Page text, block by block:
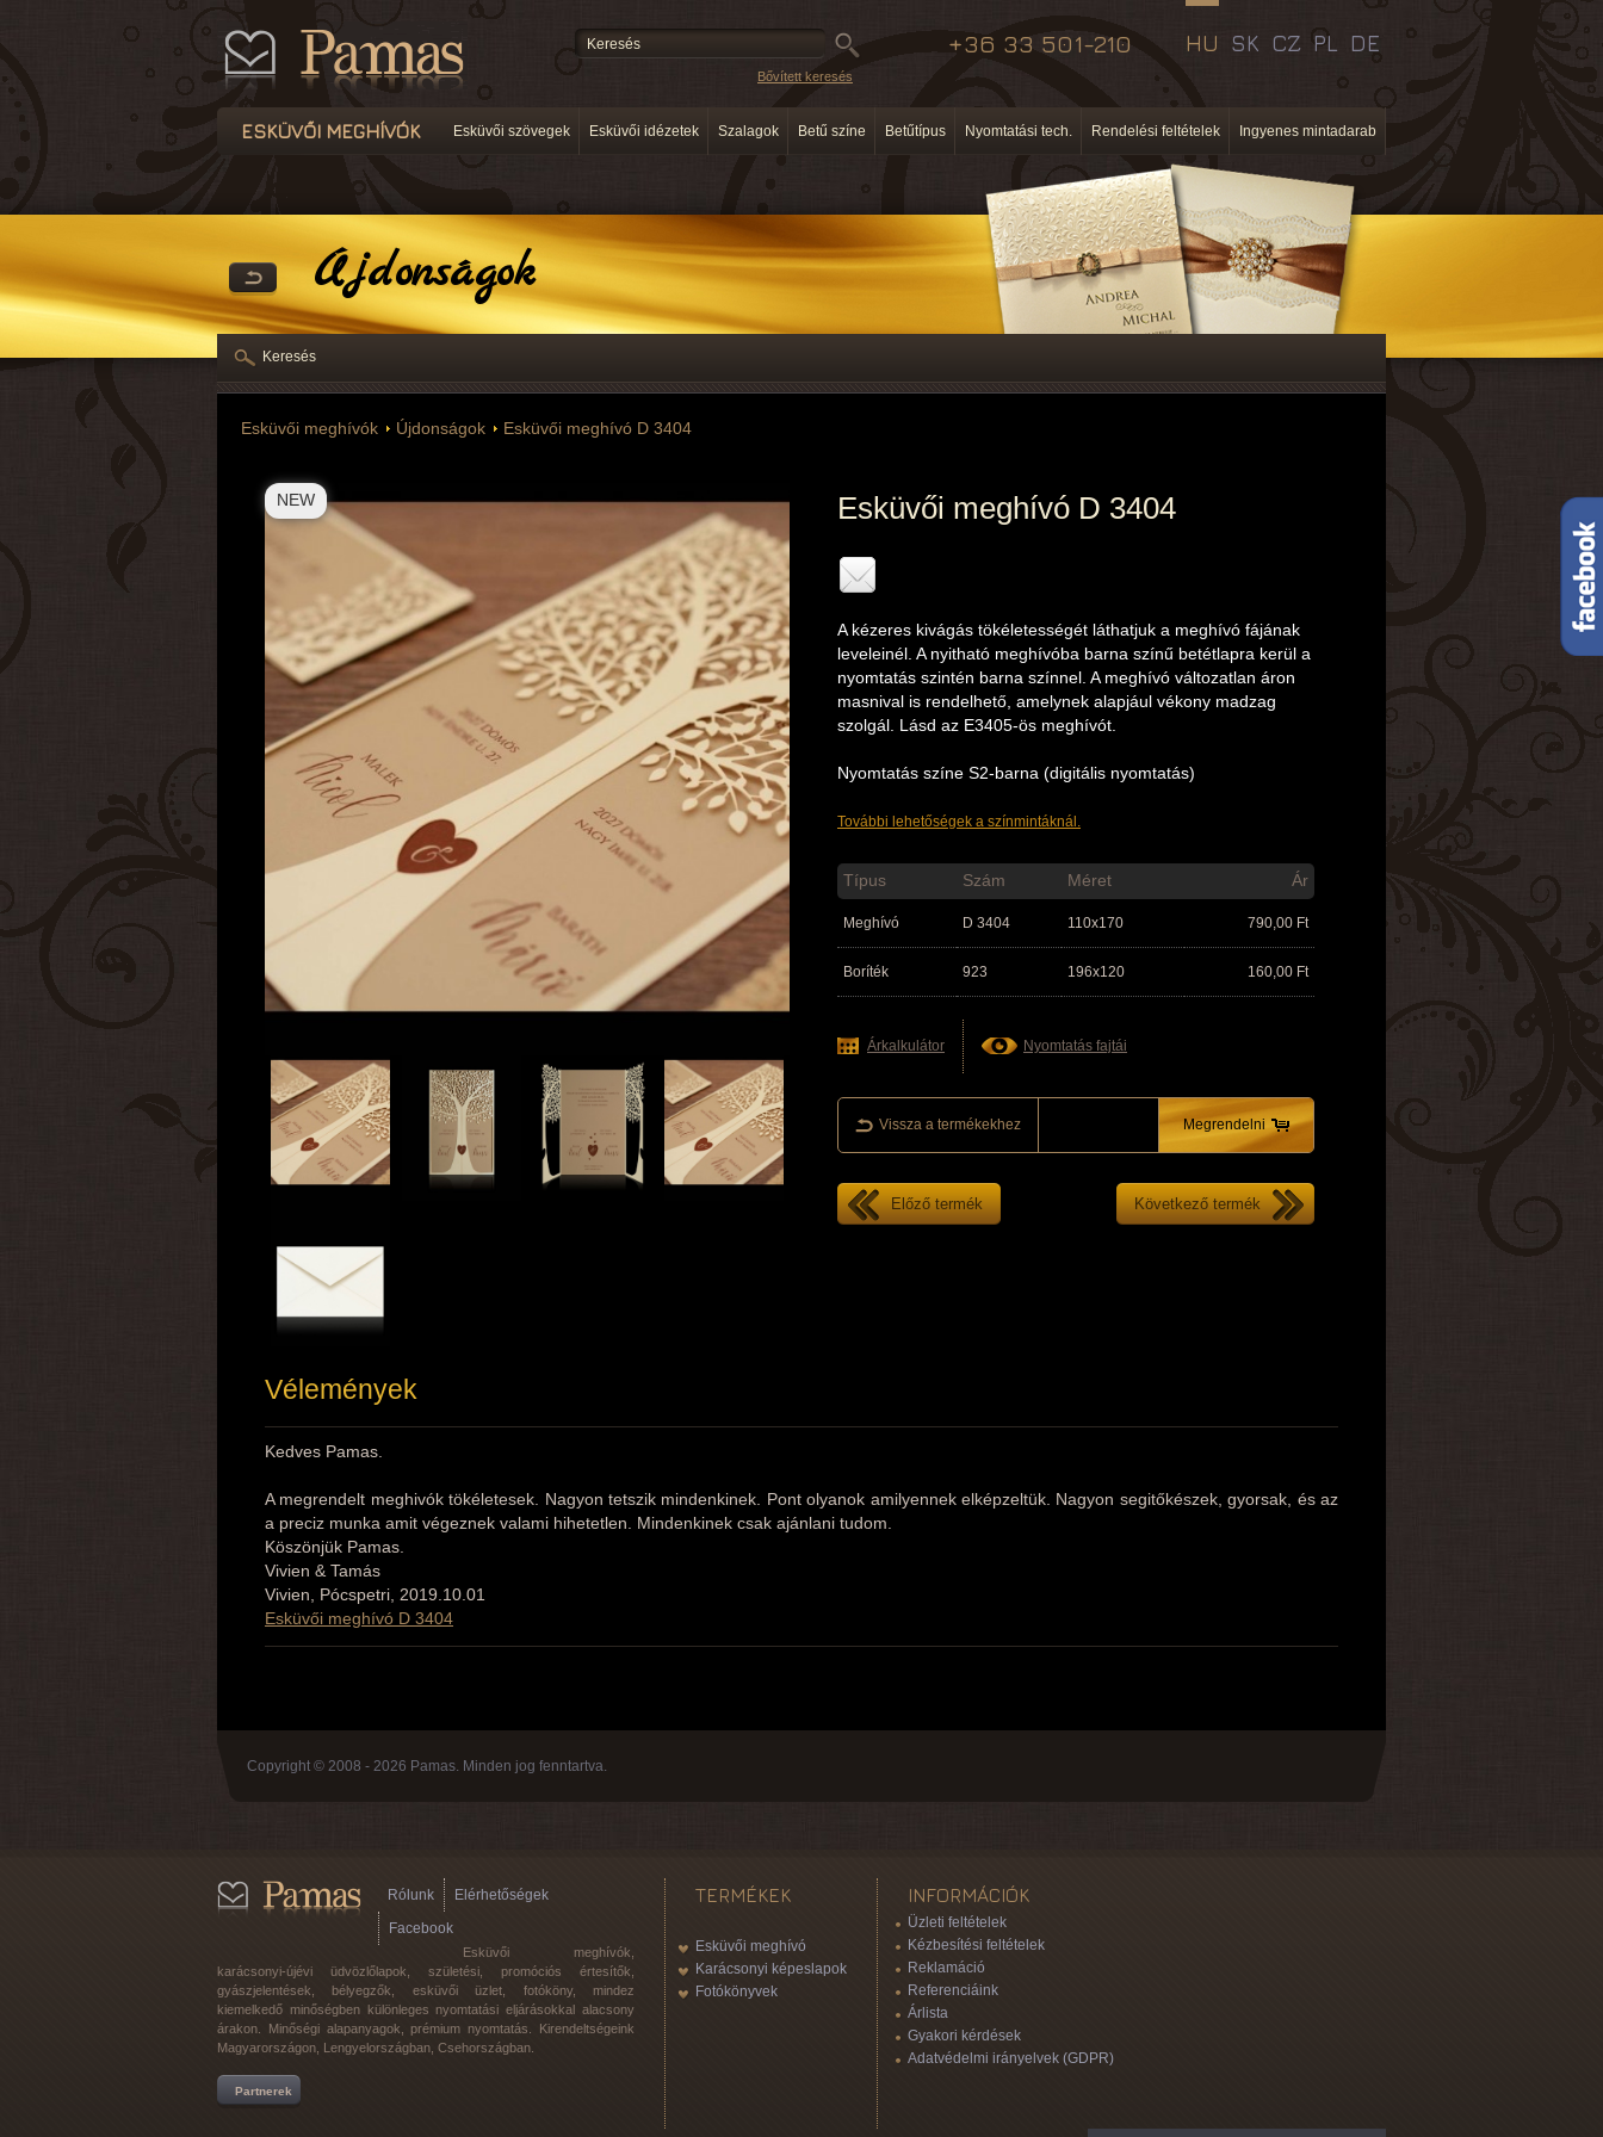
Újdonságok
+36 33 501-210 DE
PL
CZ
SK
HU
ESKÜVŐI MEGHÍVÓK Esküvői szövegek Esküvői idézetek Szalagok Betű színe Betűtípus Nyomtatási tech. Rendelési feltételek Ingyenes mintadarab
Bővített keresés
Esküvői meghívók Újdonságok Esküvői meghívó D 3404
Esküvői meghívó D 3404
NEW
A kézeres kivágás tökéletességét láthatjuk a meghívó fájának
leveleinél. A nyitható meghívóba barna színű betétlapra kerül a
nyomtatás szintén barna színnel. A meghívó változatlan áron
masnival is rendelhető, amelynek alapjául vékony madzag
szolgál. Lásd az E3405-ös meghívót.
Nyomtatás színe S2-barna (digitális nyomtatás)
További lehetőségek a színmintáknál.
Típus Szám Méret Ár
Meghívó D 3404 110x170 790,00 Ft
Boríték 923 196x120 160,00 Ft
Árkalkulátor Nyomtatás fajtái
Vissza a termékekhez Megrendelni
Előző termék Következő termék
Vélemények
Kedves Pamas.
A megrendelt meghivók tökéletesek. Nagyon tetszik mindenkinek. Pont olyanok amilyennek elképzeltük. Nagyon segitőkészek, gyorsak, és az
a preciz munka amit végeznek valami hihetetlen. Mindenkinek csak ajánlani tudom.
Köszönjük Pamas.
Vivien & Tamás
Vivien, Pócspetri, 2019.10.01
Esküvői meghívó D 3404
Keresés
Copyright © 2008 - 2026 Pamas. Minden jog fenntartva.
Rólunk
Elérhetőségek
Facebook
Esküvői meghívók,
karácsonyi-újévi üdvözlőlapok, születési, promóciós értesítők,
gyászjelentések, bélyegzők, esküvői üzlet, fotóköny, mindez
kiemelkedő minőségben különleges nyomtatási eljárásokkal alacsony
árakon. Minőségi alapanyagok, prémium nyomtatás. Kirendeltségeink
Magyarországon, Lengyelországban, Csehországban.
Partnerek
TERMÉKEK
Esküvői meghívó
Karácsonyi képeslapok
Fotókönyvek
INFORMÁCIÓK
Üzleti feltételek
Kézbesítési feltételek
Reklamáció
Referenciáink
Árlista
Gyakori kérdések
Adatvédelmi irányelvek (GDPR)